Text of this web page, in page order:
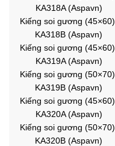
KA318A (Aspavn)
Kiếng soi gương (45×60),
KA318B (Aspavn)
Kiếng soi gương (45×60),
KA319A (Aspavn)
Kiếng soi gương (50×70),
KA319B (Aspavn)
Kiếng soi gương (45×60),
KA320A (Aspavn)
Kiếng soi gương (50×70),
KA320B (Aspavn)